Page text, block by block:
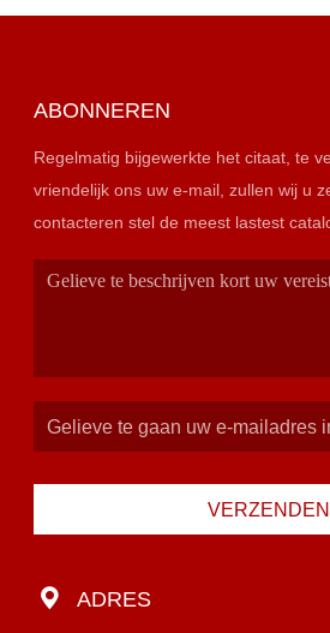
ABONNEREN
Regelmatig bijgewerkte het citaat, te
vriendelijk ons uw e-mail, zullen wij u
contacteren stel de meest lastest
VERZENDEN
ADRES